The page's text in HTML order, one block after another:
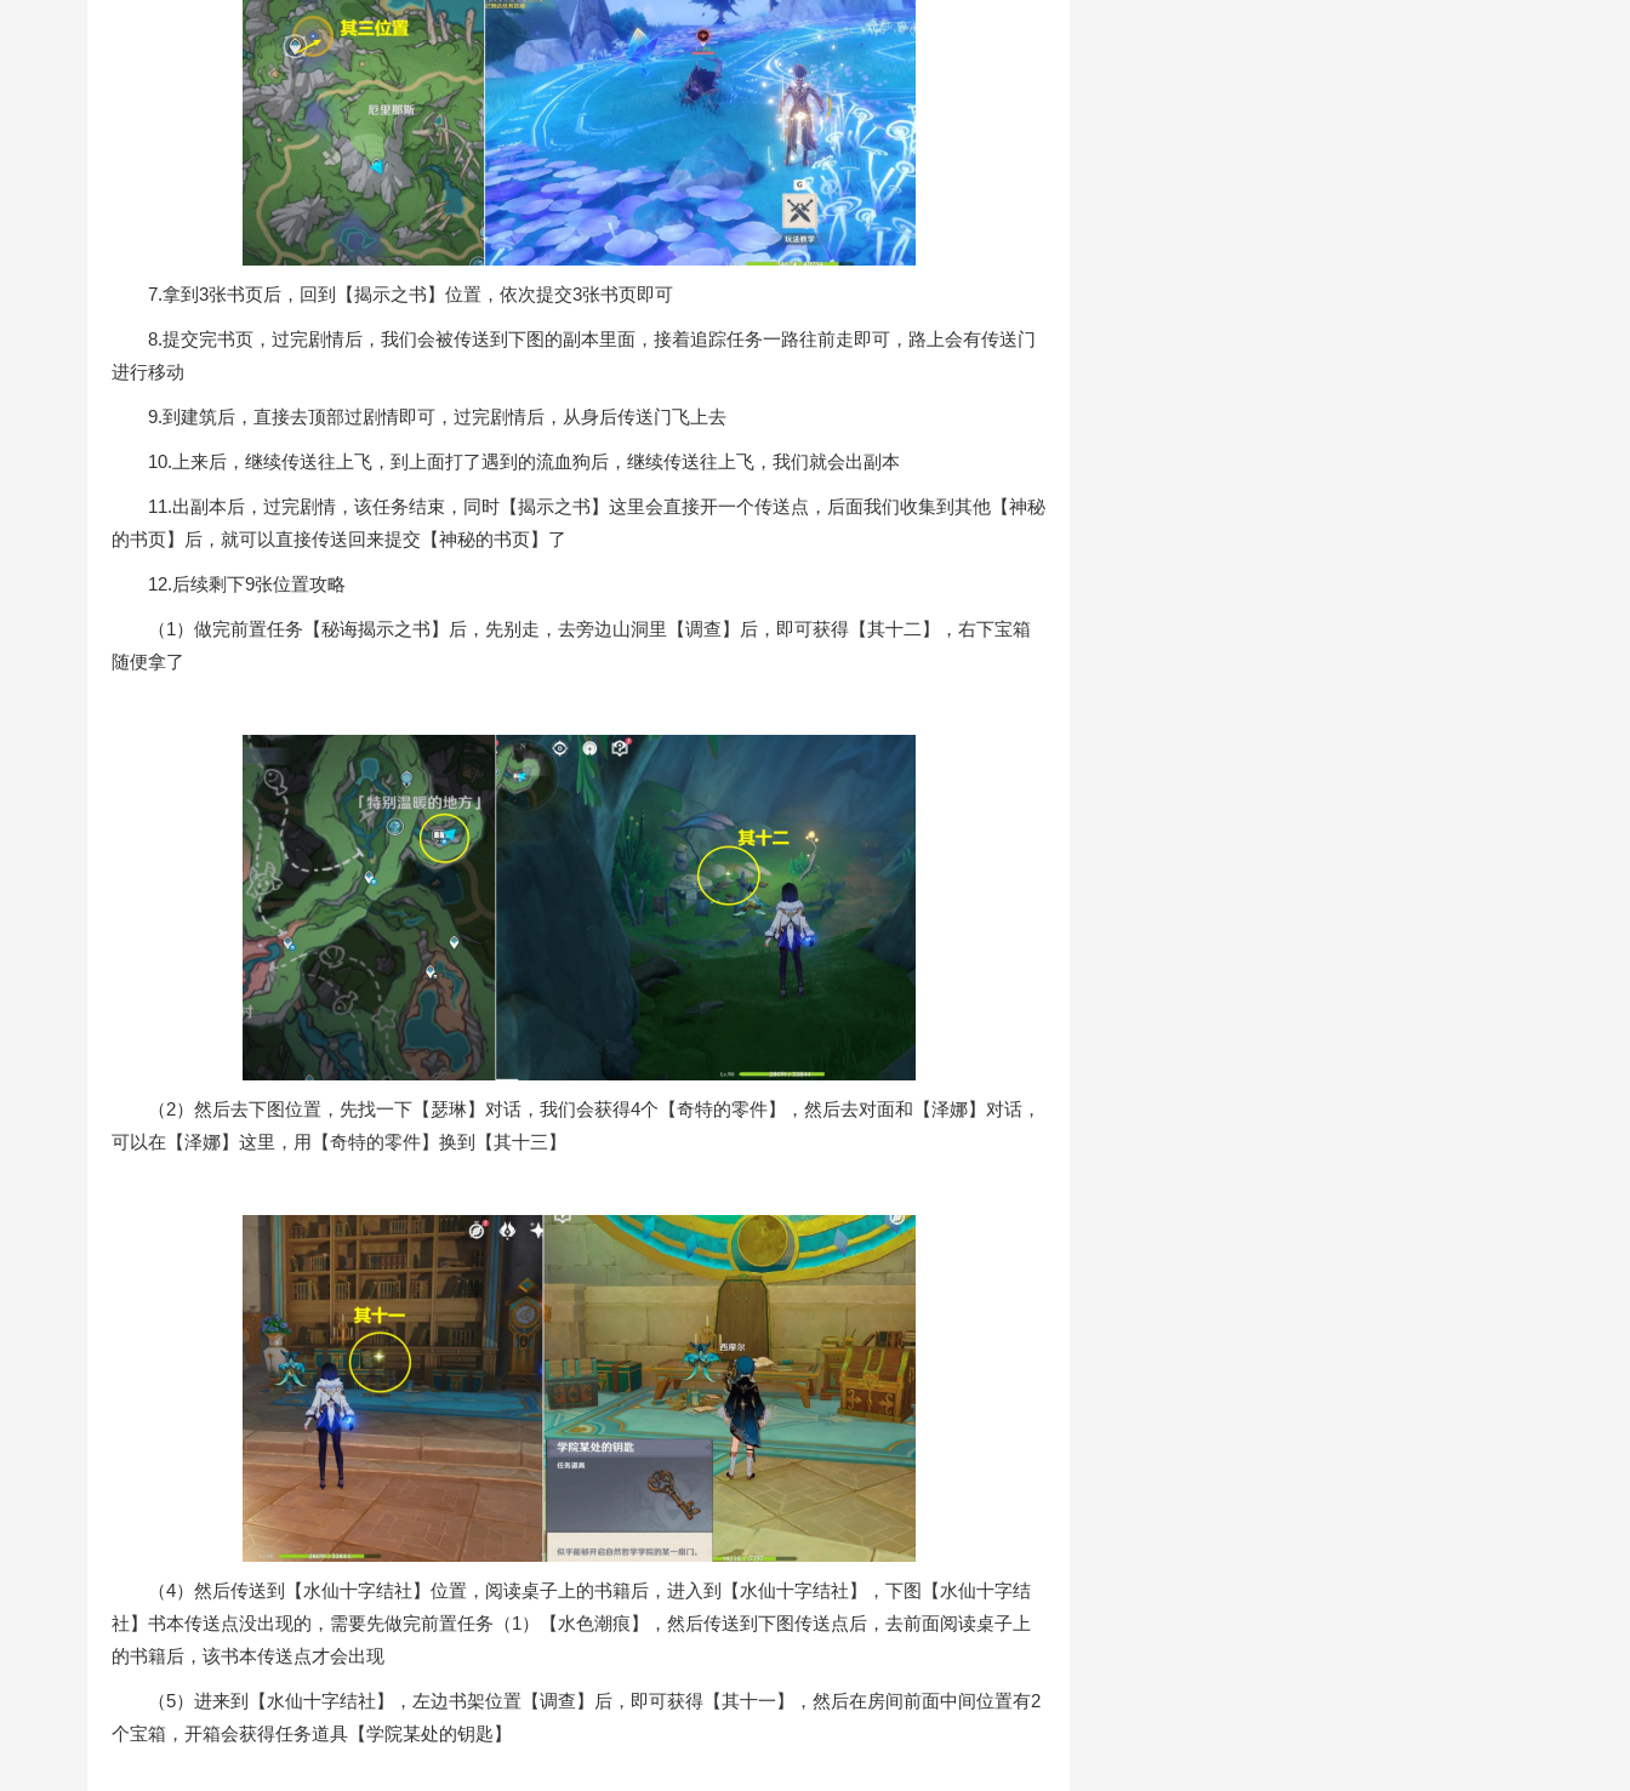
7.拿到3张书页后，回到【揭示之书】位置，依次提交3张书页即可
8.提交完书页，过完剧情后，我们会被传送到下图的副本里面，接着追踪任务一路往前走即可，路上会有传送门
进行移动
9.到建筑后，直接去顶部过剧情即可，过完剧情后，从身后传送门飞上去
10.上来后，继续传送往上飞，到上面打了遇到的流血狗后，继续传送往上飞，我们就会出副本
11.出副本后，过完剧情，该任务结束，同时【揭示之书】这里会直接开一个传送点，后面我们收集到其他【神秘
的书页】后，就可以直接传送回来提交【神秘的书页】了
12.后续剩下9张位置攻略
（1）做完前置任务【秘诲揭示之书】后，先别走，去旁边山洞里【调查】后，即可获得【其十二】，右下宝箱
随便拿了
（2）然后去下图位置，先找一下【瑟琳】对话，我们会获得4个【奇特的零件】，然后去对面和【泽娜】对话，
可以在【泽娜】这里，用【奇特的零件】换到【其十三】
（4）然后传送到【水仙十字结社】位置，阅读桌子上的书籍后，进入到【水仙十字结社】，下图【水仙十字结
社】书本传送点没出现的，需要先做完前置任务（1）【水色潮痕】，然后传送到下图传送点后，去前面阅读桌子上
的书籍后，该书本传送点才会出现
（5）进来到【水仙十字结社】，左边书架位置【调查】后，即可获得【其十一】，然后在房间前面中间位置有2
个宝箱，开箱会获得任务道具【学院某处的钥匙】